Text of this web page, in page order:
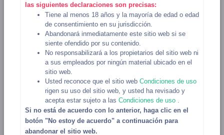
las siguientes declaraciones son precisas:
Tiene al menos 18 años y la mayoría de edad o edad
de consentimiento en su jurisdicción.
Abandonará inmediatamente este sitio web si se
siente ofendido por su contenido.
No responsabilizará a los propietarios del sitio web ni
a sus empleados por ningún material ubicado en el
sitio web.
Usted reconoce que el sitio web Condiciones de uso
rigen su uso del sitio web, y usted ha revisado y
acepta estar sujeto a las Condiciones de uso
Si no está de acuerdo con lo anterior, haga clic en el
botón "No estoy de acuerdo" a continuación para
abandonar el sitio web.
pagadas funcionarán con normalidad.
¿Me bloquearon por usar una VPN, pero no estoy
usando una?
Es posible. Si sientes que te bloquearon
injustamente y quedaste atrapado en nuestro
sistema automatizado, puedes contactarnos y lo
resolveremos para que vuelvas a tener acceso a
recargas gratis.